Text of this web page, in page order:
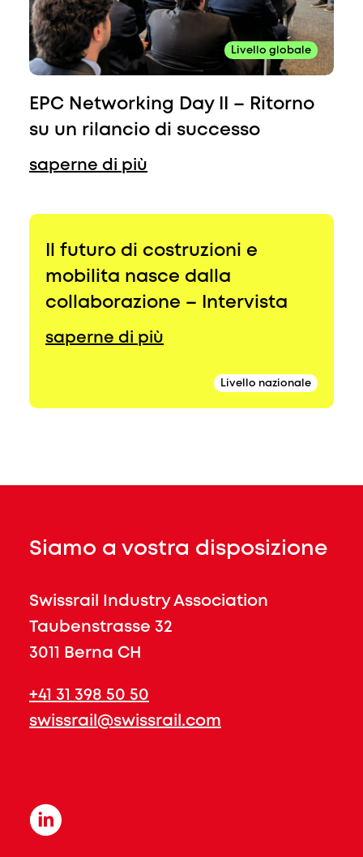
EPC Networking Day II – Ritorno
su un rilancio di successo
saperne di più
Livello globale
Il futuro di costruzioni e
mobilita nasce dalla
collaborazione – Intervista
saperne di più
Livello nazionale
Siamo a vostra disposizione
Swissrail Industry Association
Taubenstrasse 32
3011 Berna CH
+41 31 398 50 50
swissrail@swissrail.com